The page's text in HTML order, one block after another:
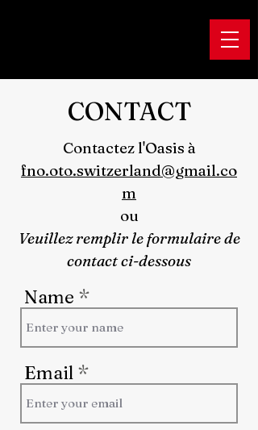
CONTACT
Contactez l'Oasis à
fno.oto.switzerland@gmail.co
m
ou
Veuillez remplir le formulaire de
contact ci-dessous
Name
Email